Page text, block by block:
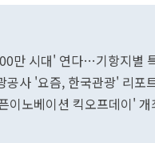
만 시대' 연다…기항지별
사 '요즘, 한국관광' 리포
이노베이션 킥오프데이' 개